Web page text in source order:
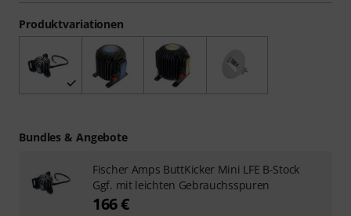
Produktvariationen
Bundles & Angebote
Fischer Amps ButtKicker Mini LFE B-Stock
Ggf. mit leichten Gebrauchsspuren
166 €